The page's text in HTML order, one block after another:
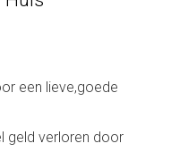
een lieve,goede
geld verloren door